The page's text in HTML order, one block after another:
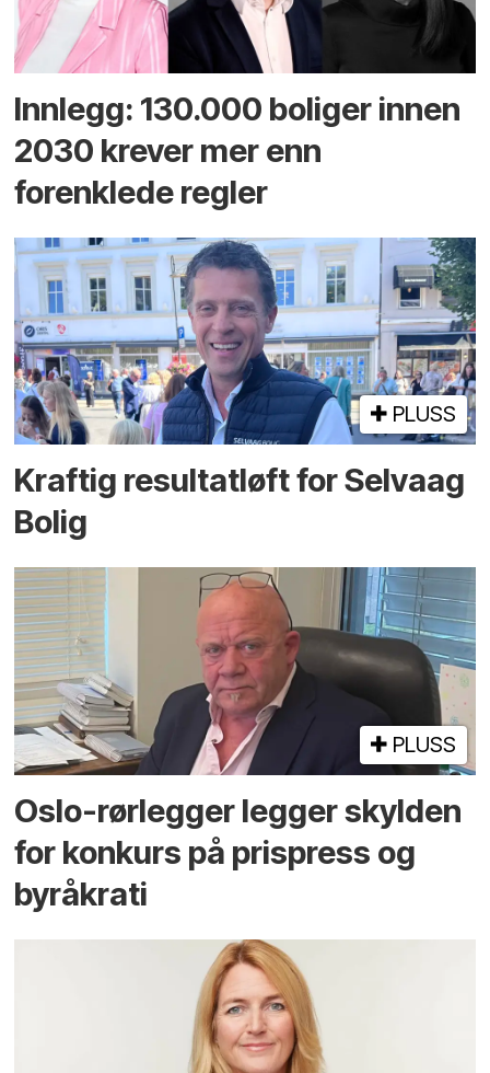
Innlegg: 130.000 boliger innen
2030 krever mer enn
forenklede regler
PLUSS
Kraftig resultatløft for Selvaag
Bolig
PLUSS
Oslo-rørlegger legger skylden
for konkurs på prispress og
byråkrati